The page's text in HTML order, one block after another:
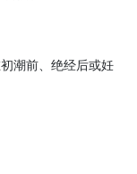
潮前、绝经后或妊